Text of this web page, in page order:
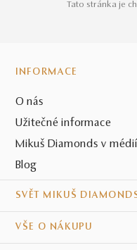
Tato stránka je
INFORMACE
O nás
Užitečné informace
Mikuš Diamonds v
Blog
SVĚT MIKUŠ
VŠE O NÁKUPU